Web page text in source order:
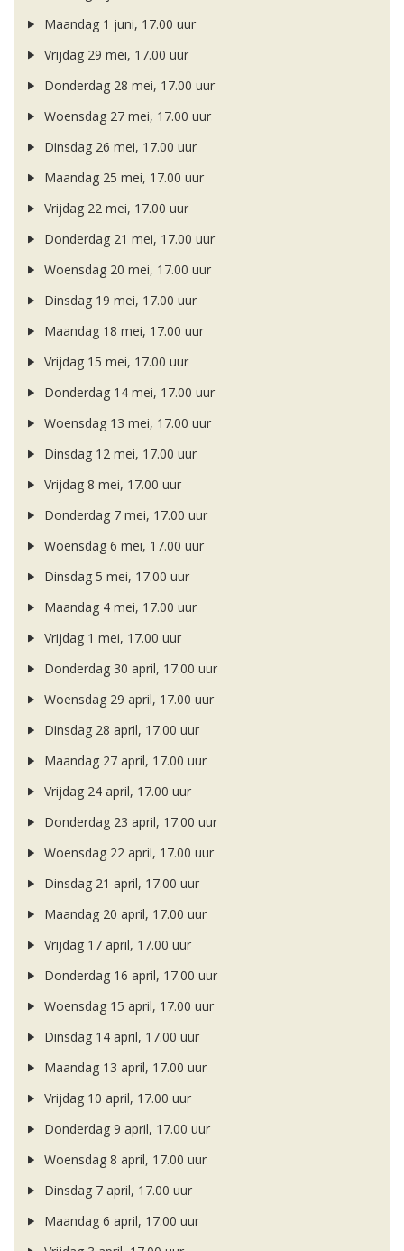
Maandag 1 juni, 17.00 uur
Vrijdag 29 mei, 17.00 uur
Donderdag 28 mei, 17.00 uur
Woensdag 27 mei, 17.00 uur
Dinsdag 26 mei, 17.00 uur
Maandag 25 mei, 17.00 uur
Vrijdag 22 mei, 17.00 uur
Donderdag 21 mei, 17.00 uur
Woensdag 20 mei, 17.00 uur
Dinsdag 19 mei, 17.00 uur
Maandag 18 mei, 17.00 uur
Vrijdag 15 mei, 17.00 uur
Donderdag 14 mei, 17.00 uur
Woensdag 13 mei, 17.00 uur
Dinsdag 12 mei, 17.00 uur
Vrijdag 8 mei, 17.00 uur
Donderdag 7 mei, 17.00 uur
Woensdag 6 mei, 17.00 uur
Dinsdag 5 mei, 17.00 uur
Maandag 4 mei, 17.00 uur
Vrijdag 1 mei, 17.00 uur
Donderdag 30 april, 17.00 uur
Woensdag 29 april, 17.00 uur
Dinsdag 28 april, 17.00 uur
Maandag 27 april, 17.00 uur
Vrijdag 24 april, 17.00 uur
Donderdag 23 april, 17.00 uur
Woensdag 22 april, 17.00 uur
Dinsdag 21 april, 17.00 uur
Maandag 20 april, 17.00 uur
Vrijdag 17 april, 17.00 uur
Donderdag 16 april, 17.00 uur
Woensdag 15 april, 17.00 uur
Dinsdag 14 april, 17.00 uur
Maandag 13 april, 17.00 uur
Vrijdag 10 april, 17.00 uur
Donderdag 9 april, 17.00 uur
Woensdag 8 april, 17.00 uur
Dinsdag 7 april, 17.00 uur
Maandag 6 april, 17.00 uur